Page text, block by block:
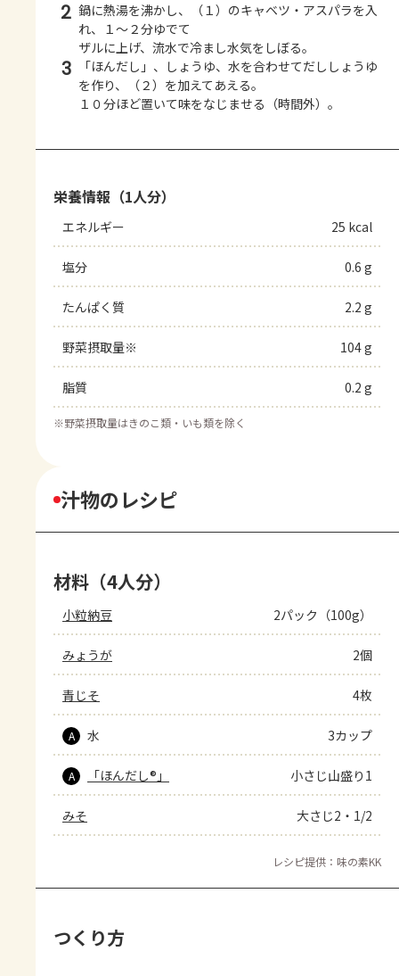
2 鍋に熱湯を沸かし、（１）のキャベツ・アスパラを入
れ、１～２分ゆでて
ザルに上げ、流水で冷まし水気をしぼる。
3
「ほんだし」、しょうゆ、水を合わせてだししょうゆ
を作り、（２）を加えてあえる。
１０分ほど置いて味をなじませる（時間外）。
栄養情報（1人分）
エネルギー 25 kcal
塩分 0.6 g
たんぱく質 2.2 g
野菜摂取量※ 104 g
脂質 0.2 g
※野菜摂取量はきのこ類・いも類を除く
汁物のレシピ
材料（4人分）
小粒納豆 2パック（100g）
みょうが 2個
青じそ 4枚
A 水 3カップ
A 「ほんだし®」 小さじ山盛り1
みそ 大さじ2・1/2
レシピ提供：味の素KK
つくり方